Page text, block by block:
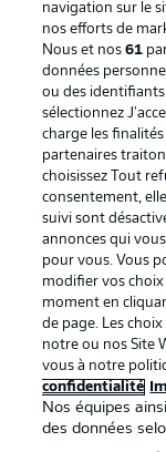
La publicité
Mentions
Déclaration de
confidentialité
Travaux
Impression
navigation sur le
nos efforts de
Nous et nos61
données
ou des
sélectionnez
charge les
partenaires
choisissez Tout
consentement,
suivi sont
annonces qui
pour vous. Vous
modifier vos
moment en
de page. Les
notre ou nos Site
vous à notre
confidentialité
Nos équipes
des données